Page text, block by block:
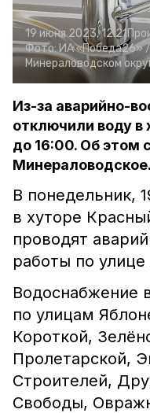
19 июня 2023, 12:21
Фото:ИА «Победа26» /
Минераловодском
Из-за аварийно-
отключили воду в
до 16:00. Об этом
Минераловодское.
В понедельник,
в хуторе
проводят
работы по
Водоснабжение
по улицам
Короткой,
Пролетарской,
Строителей,
Свободы,